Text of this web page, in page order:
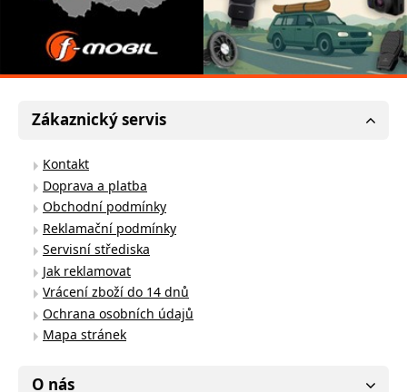
Zákaznický servis
Kontakt
Doprava a platba
Obchodní podmínky
Reklamační podmínky
Servisní střediska
Jak reklamovat
Vrácení zboží do 14 dnů
Ochrana osobních údajů
Mapa stránek
O nás